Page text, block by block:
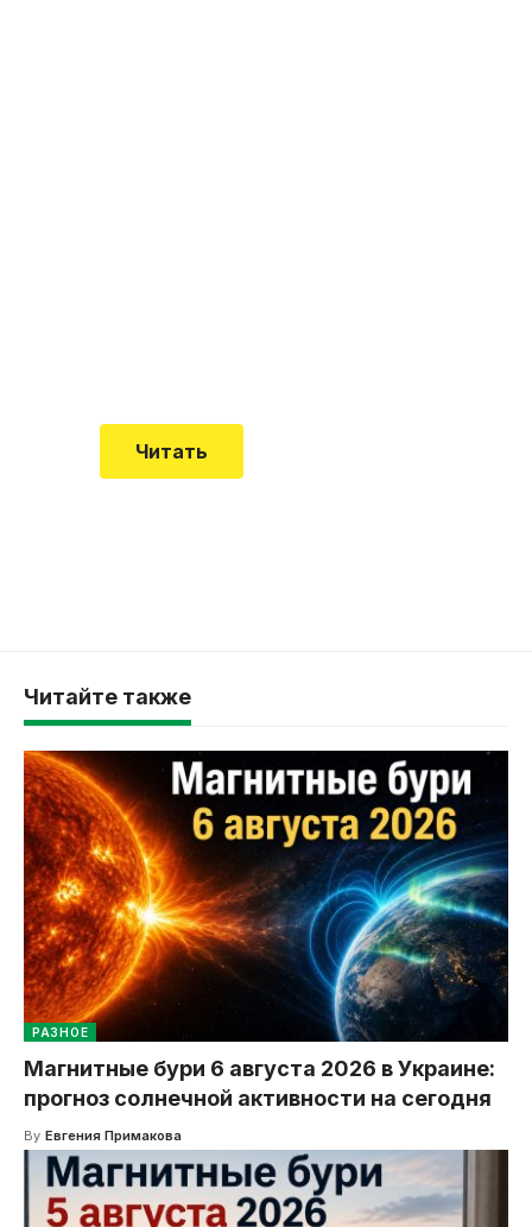
Читать
Читайте также
РАЗНОЕ
Магнитные бури 6 августа 2026 в Украине:
прогноз солнечной активности на сегодня
By Евгения Примакова